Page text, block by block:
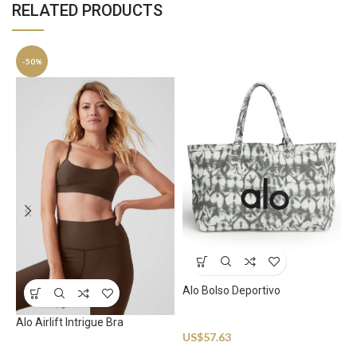
RELATED PRODUCTS
-50%
Alo Airlift Intrigue Bra
Alo Bolso Deportivo
US$57.63